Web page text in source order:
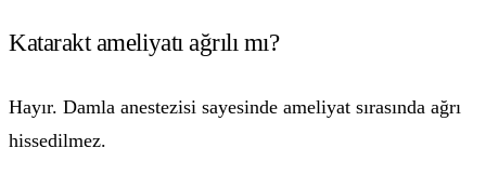
Katarakt ameliyatı ağrılı mı?
Hayır. Damla anestezisi sayesinde ameliyat sırasında ağrı
hissedilmez.